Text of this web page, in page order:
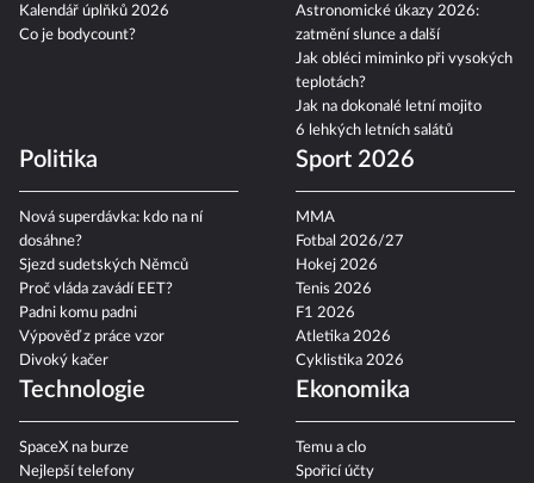
Kalendář úplňků 2026
Co je bodycount?
Astronomické úkazy 2026:
zatmění slunce a další
Jak obléci miminko při vysokých
teplotách?
Jak na dokonalé letní mojito
6 lehkých letních salátů
Politika
Nová superdávka: kdo na ní
dosáhne?
Sjezd sudetských Němců
Proč vláda zavádí EET?
Padni komu padni
Výpověď z práce vzor
Divoký kačer
Sport 2026
MMA
Fotbal 2026/27
Hokej 2026
Tenis 2026
F1 2026
Atletika 2026
Cyklistika 2026
Technologie
SpaceX na burze
Nejlepší telefony
Ekonomika
Temu a clo
Spořicí účty